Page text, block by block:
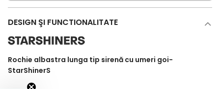
DESIGN ŞI FUNCTIONALITATE
Rochie albastra lunga tip sirenă cu umeri goi-
StarShinerS